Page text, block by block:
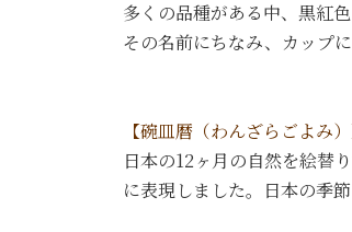
多くの品種がある中、黒紅
その名前にちなみ、カップ
【碗皿暦（わんざらごよみ）
日本の12ヶ月の自然を絵替
に表現しました。日本の季